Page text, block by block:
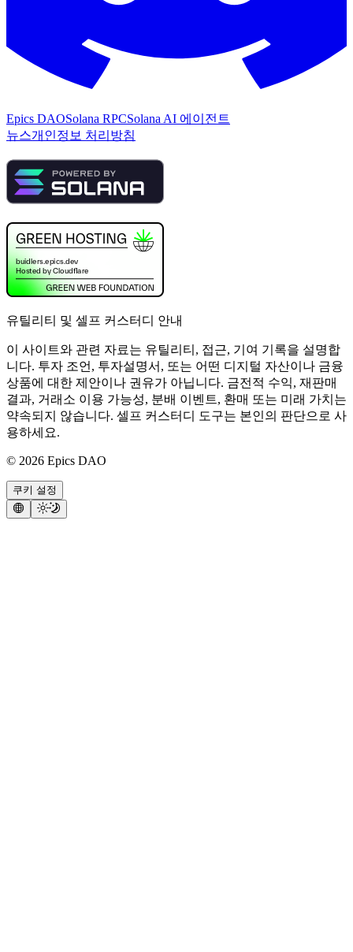
Epics DAOSolana RPCSolana AI 에이전트
뉴스개인정보 처리방침
유틸리티 및 셀프 커스터디 안내
이 사이트와 관련 자료는 유틸리티, 접근, 기여 기록을 설명합
니다. 투자 조언, 투자설명서, 또는 어떤 디지털 자산이나 금융
상품에 대한 제안이나 권유가 아닙니다. 금전적 수익, 재판매
결과, 거래소 이용 가능성, 분배 이벤트, 환매 또는 미래 가치는
약속되지 않습니다. 셀프 커스터디 도구는 본인의 판단으로 사
용하세요.
© 2026 Epics DAO
쿠키 설정